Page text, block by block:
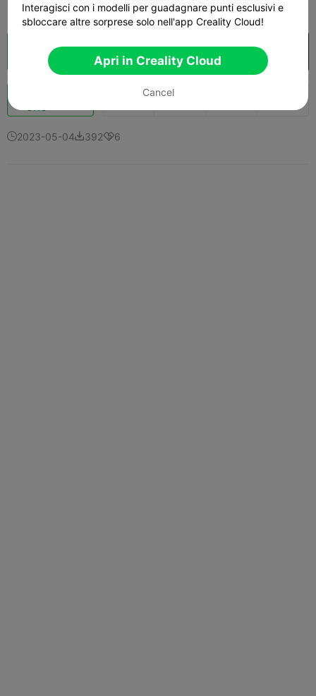
Cloud Slice
137
2023-05-043926
Interagisci con i modelli per guadagnare punti esclusivi e
sbloccare altre sorprese solo nell'app Creality Cloud!
Apri in Creality Cloud
Cancel